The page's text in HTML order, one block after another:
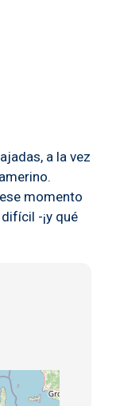
a la vez
momento
-¡y qué